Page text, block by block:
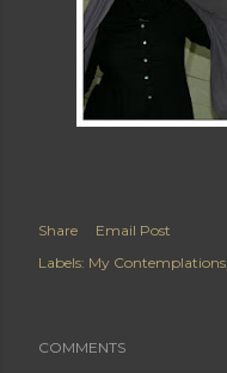
Share
Email Post
Labels: My Contemplations
COMMENTS